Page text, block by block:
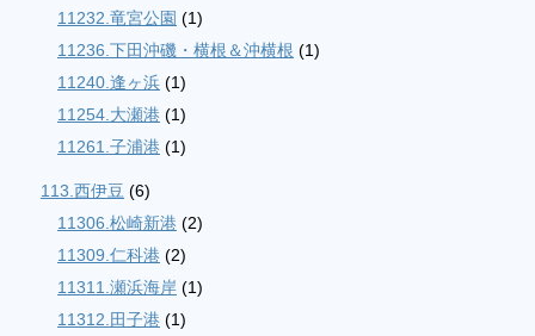
11232.竜宮公園 (1)
11236.下田沖磯・横根＆沖横根 (1)
11240.逢ヶ浜 (1)
11254.大瀬港 (1)
11261.子浦港 (1)
113.西伊豆 (6)
11306.松崎新港 (2)
11309.仁科港 (2)
11311.瀬浜海岸 (1)
11312.田子港 (1)